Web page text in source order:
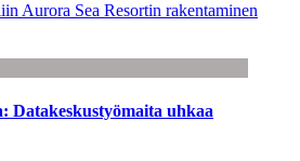
Aurora Sea Resortin rakentaminen
Datakeskustyömaita uhkaa